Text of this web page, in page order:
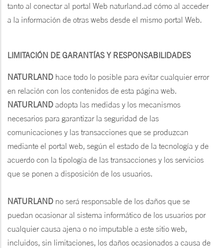
tanto al conectar al portal Web naturland.ad cómo al acceder
a la información de otras webs desde el mismo portal Web.
LIMITACIÓN DE GARANTÍAS Y RESPONSABILIDADES
NATURLAND hace todo lo posible para evitar cualquier error
en relación con los contenidos de esta página web.
NATURLAND adopta las medidas y los mecanismos
necesarios para garantizar la seguridad de las
comunicaciones y las transacciones que se produzcan
mediante el portal web, según el estado de la tecnología y de
acuerdo con la tipología de las transacciones y los servicios
que se ponen a disposición de los usuarios.
NATURLAND no será responsable de los daños que se
puedan ocasionar al sistema informático de los usuarios por
cualquier causa ajena o no imputable a este sitio web,
incluidos, sin limitaciones, los daños ocasionados a causa de